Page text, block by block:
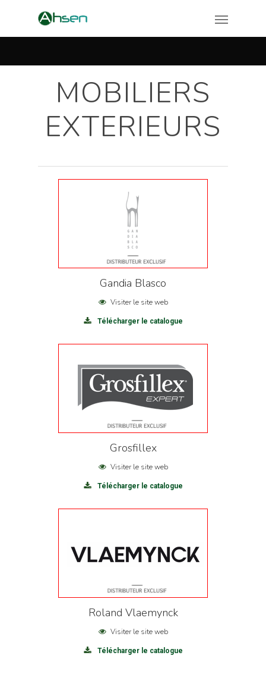
MOBILIERS
EXTERIEURS
Gandia Blasco
Visiter le site web
Télécharger le catalogue
Grosfillex
Visiter le site web
Télécharger le catalogue
Roland Vlaemynck
Visiter le site web
Télécharger le catalogue